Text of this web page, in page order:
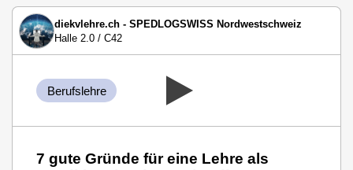
diekvlehre.ch - SPEDLOGSWISS Nordwestschweiz
Halle 2.0 / C42
Berufslehre
7 gute Gründe für eine Lehre als